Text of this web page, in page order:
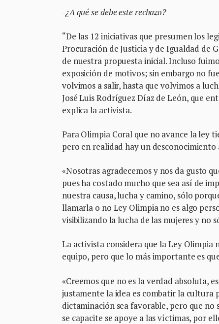
-¿A qué se debe este rechazo?
“De las 12 iniciativas que presumen los
Procuración de Justicia y de Igualdad de
de nuestra propuesta inicial. Incluso
exposición de motivos; sin embargo no
volvimos a salir, hasta que volvimos a
José Luis Rodríguez Díaz de León, que
explica la activista.
Para Olimpia Coral que no avance la ley
pero en realidad hay un desconocimiento
«Nosotras agradecemos y nos da gusto
pues ha costado mucho que sea así de
nuestra causa, lucha y camino, sólo
llamarla o no Ley Olimpia no es algo
visibilizando la lucha de las mujeres y no
La activista considera que la Ley Olimpia
equipo, pero que lo más importante es
«Creemos que no es la verdad absoluta,
justamente la idea es combatir la cultura
dictaminación sea favorable, pero que
se capacite se apoye a las víctimas, por